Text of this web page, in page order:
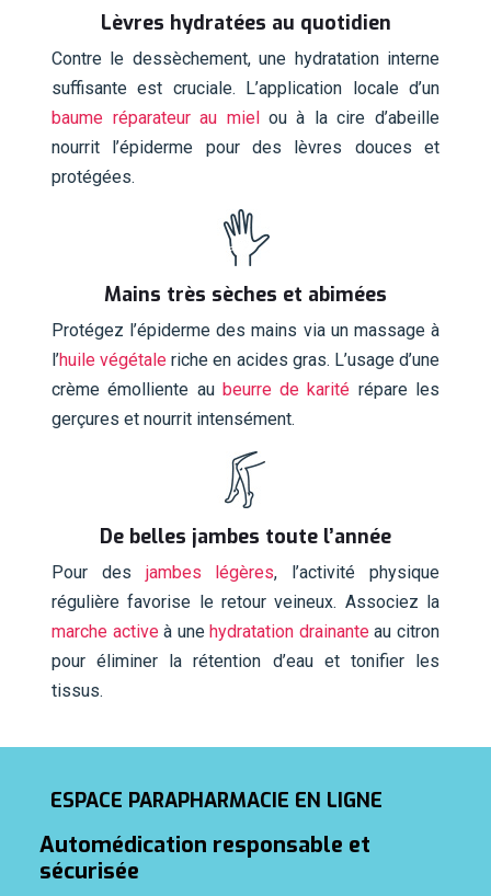
Lèvres hydratées au quotidien
Contre le dessèchement, une hydratation interne
suffisante est cruciale. L’application locale d’un
baume réparateur au mielou à la cire d’abeille
nourrit l’épiderme pour des lèvres douces et
protégées.
Mains très sèches et abimées
Protégez l’épiderme des mains via un massage à
l’huile végétale riche en acides gras. L’usage d’une
crème émolliente au beurre de karité répare les
gerçures et nourrit intensément.
De belles jambes toute l’année
Pour des jambes légères, l’activité physique
régulière favorise le retour veineux. Associez la
marche activeà unehydratation drainanteau citron
pour éliminer la rétention d’eau et tonifier les
tissus.
ESPACE PARAPHARMACIE EN LIGNE
Automédication responsable et
sécurisée